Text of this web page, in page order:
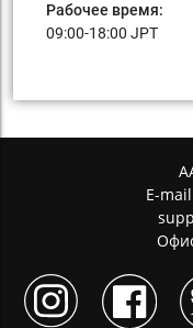
Рабочее время:
09:00-18:00 JPT
E-